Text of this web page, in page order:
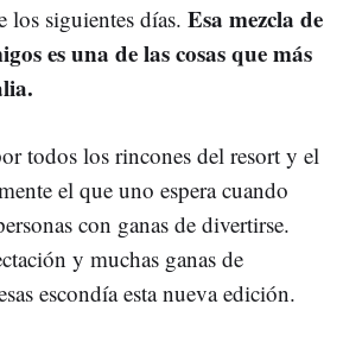
los siguientes días. Esa mezcla de
es una de las cosas que más
todos los rincones del resort y el
el que uno espera cuando
con ganas de divertirse.
y muchas ganas de
escondía esta nueva edición.